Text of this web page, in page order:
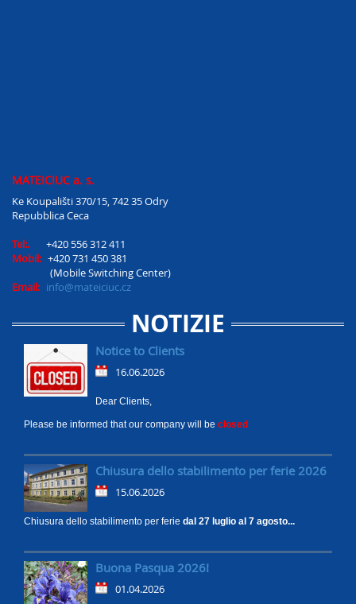
MATEICIUC a. s.
Ke Koupališti 370/15, 742 35 Odry
Repubblica Ceca
Tel:.
+420 556 312 411
Mobil: +420 731 450 381
(Mobile Switching Center)
Email: info@mateiciuc.cz
NOTIZIE
Notice to Clients
16.06.2026
Dear Clients,
Please be informed that our company will be closed
Chiusura dello stabilimento per ferie 2026
15.06.2026
Chiusura dello stabilimento per ferie dal 27 luglio al 7 agosto...
Buona Pasqua 2026!
01.04.2026